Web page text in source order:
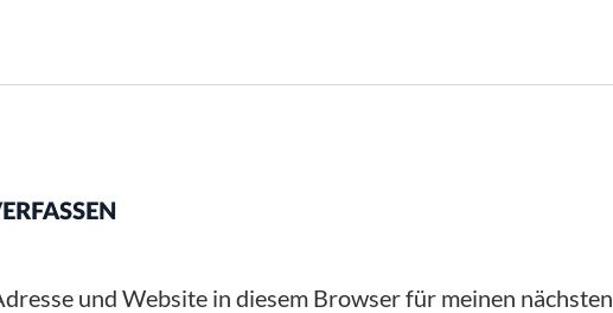
und Website in diesem Browser für meinen nächsten